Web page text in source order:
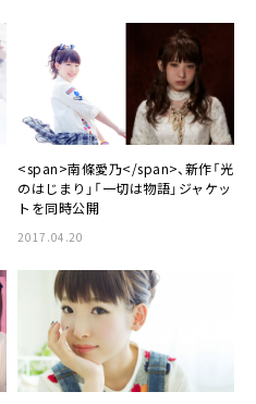
<span>南條愛乃</span>、新作「光
のはじまり」「一切は物語」ジャケッ
トを同時公開
2017.04.20